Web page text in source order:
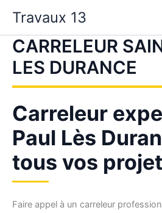
contenu
Travaux 13
CARRELEUR
LES DURANCE
Carreleur
Paul Lès
tous vos
Faire appel à un carreleur